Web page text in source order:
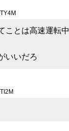
ことは高速運転中
いいだろ